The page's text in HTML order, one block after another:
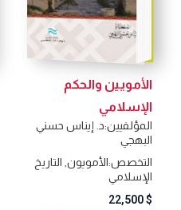
الأمويين والحكم
الإسلامي
المؤلفيين:د. إيناس حسني
البهجي
التخصص:الأمويون,التاريخ
الإسلامي
22,500